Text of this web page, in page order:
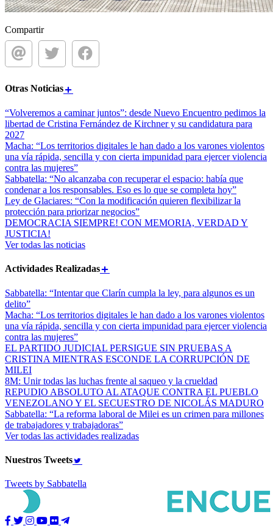
Compartir
Otras Noticias
“Volveremos a caminar juntos”: desde Nuevo Encuentro pedimos la
libertad de Cristina Fernández de Kirchner y su candidatura para
2027
Macha: “Los territorios digitales le han dado a los varones violentos
una vía rápida, sencilla y con cierta impunidad para ejercer violencia
contra las mujeres”
Sabbatella: “No alcanzaba con recuperar el espacio: había que
condenar a los responsables. Eso es lo que se completa hoy”
Ley de Glaciares: “Con la modificación quieren flexibilizar la
protección para priorizar negocios”
DEMOCRACIA SIEMPRE! CON MEMORIA, VERDAD Y
JUSTICIA!
Ver todas las noticias
Actividades Realizadas
Sabbatella: “Intentar que Clarín cumpla la ley, para algunos es un
delito”
Macha: “Los territorios digitales le han dado a los varones violentos
una vía rápida, sencilla y con cierta impunidad para ejercer violencia
contra las mujeres”
EL PARTIDO JUDICIAL PERSIGUE SIN PRUEBAS A
CRISTINA MIENTRAS ESCONDE LA CORRUPCIÓN DE
MILEI
8M: Unir todas las luchas frente al saqueo y la crueldad
REPUDIO ABSOLUTO AL ATAQUE CONTRA EL PUEBLO
VENEZOLANO Y EL SECUESTRO DE NICOLÁS MADURO
Sabbatella: “La reforma laboral de Milei es un crimen para millones
de trabajadores y trabajadoras”
Ver todas las actividades realizadas
Nuestros Tweets
Tweets by Sabbatella